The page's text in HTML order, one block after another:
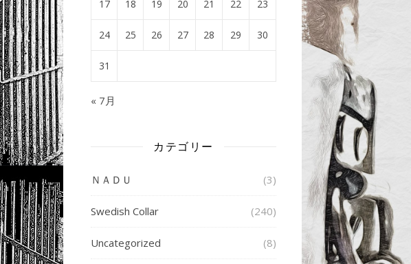
17 18 19 20 21 22 23
24 25 26 27 28 29 30
31
« 7月
カテゴリー
ＮＡＤＵ (3)
Swedish Collar (240)
Uncategorized (8)